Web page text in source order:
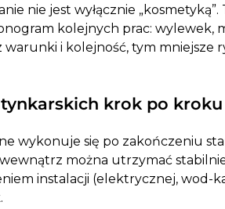
nie jest wyłącznie
kolejnych prac:
warunki i kolejność, tym
krok po kroku
wykonuje się po zakończeniu
można utrzymać
instalacji (elektrycznej, wod-